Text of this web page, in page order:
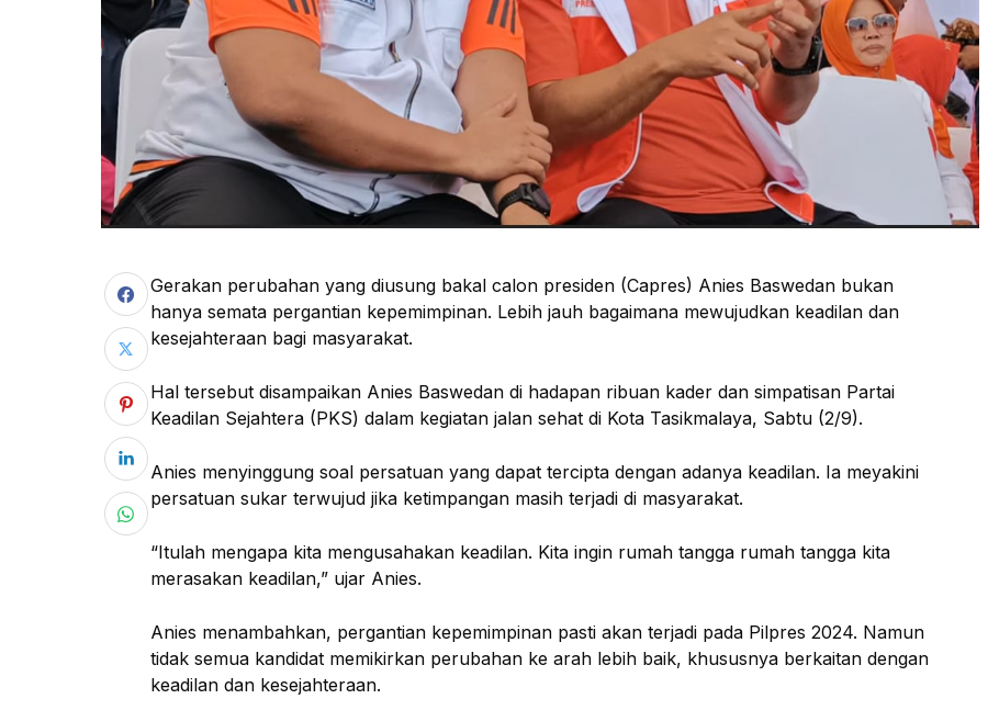
Gerakan perubahan yang diusung bakal calon presiden (Capres) Anies Baswedan bukan
hanya semata pergantian kepemimpinan. Lebih jauh bagaimana mewujudkan keadilan dan
kesejahteraan bagi masyarakat.
Hal tersebut disampaikan Anies Baswedan di hadapan ribuan kader dan simpatisan Partai
Keadilan Sejahtera (PKS) dalam kegiatan jalan sehat di Kota Tasikmalaya, Sabtu (2/9).
Anies menyinggung soal persatuan yang dapat tercipta dengan adanya keadilan. Ia meyakini
persatuan sukar terwujud jika ketimpangan masih terjadi di masyarakat.
“Itulah mengapa kita mengusahakan keadilan. Kita ingin rumah tangga rumah tangga kita
merasakan keadilan,” ujar Anies.
Anies menambahkan, pergantian kepemimpinan pasti akan terjadi pada Pilpres 2024. Namun
tidak semua kandidat memikirkan perubahan ke arah lebih baik, khususnya berkaitan dengan
keadilan dan kesejahteraan.